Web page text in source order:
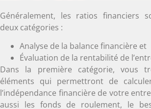
Généralement, les ratios financiers
deux catégories :
Analyse de la balance financière et
Évaluation de la rentabilité de
Dans la première catégorie, vous
éléments qui permettront de
l’indépendance financière de votre
aussi les fonds de roulement, le